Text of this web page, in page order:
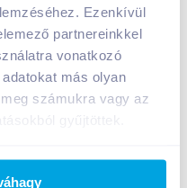
Ezenkívül
partnereinkkel
vonatkozó
más olyan
számukra vagy az